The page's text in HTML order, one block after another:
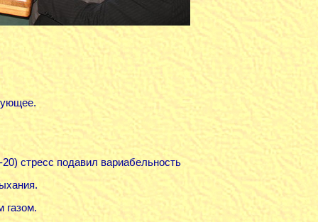
стресс подавил вариабельность
газом.